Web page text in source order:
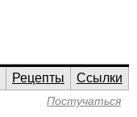
Рецепты
Ссылки
Постучаться